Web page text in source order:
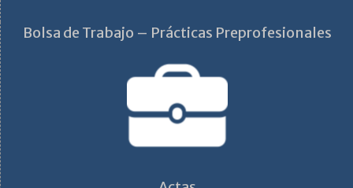
Bolsa de Trabajo – Prácticas Preprofesionales